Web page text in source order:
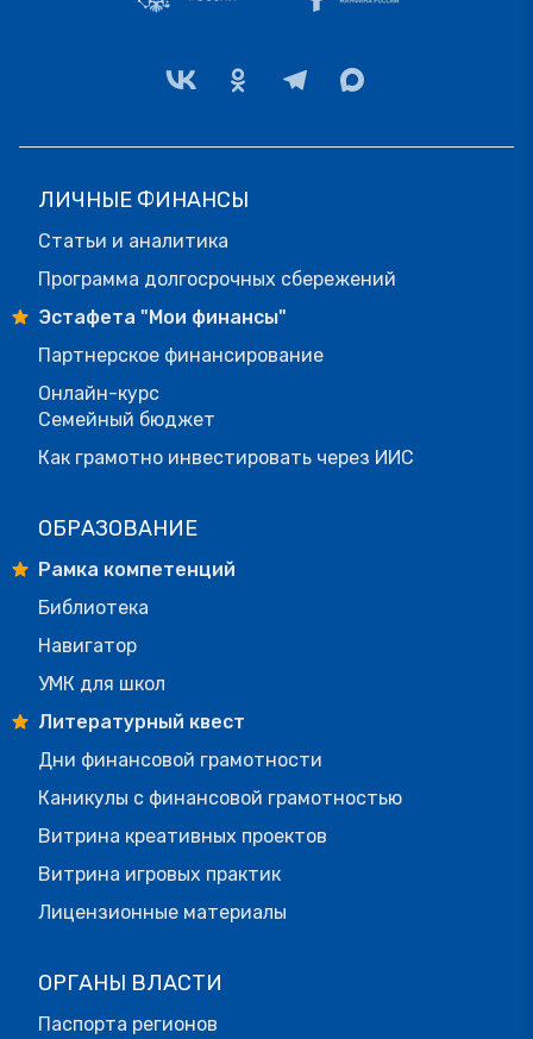
ЛИЧНЫЕ ФИНАНСЫ
Статьи и аналитика
Программа долгосрочных сбережений
Эстафета "Мои финансы"
Партнерское финансирование
Онлайн-курс
Семейный бюджет
Как грамотно инвестировать через ИИС
ОБРАЗОВАНИЕ
Рамка компетенций
Библиотека
Навигатор
УМК для школ
Литературный квест
Дни финансовой грамотности
Каникулы с финансовой грамотностью
Витрина креативных проектов
Витрина игровых практик
Лицензионные материалы
ОРГАНЫ ВЛАСТИ
Паспорта регионов